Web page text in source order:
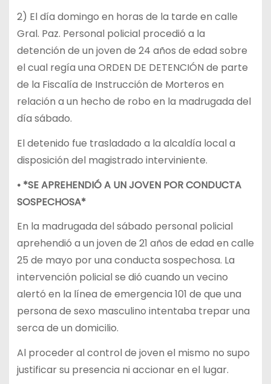
2) El día domingo en horas de la tarde en calle
Gral. Paz. Personal policial procedió a la
detención de un joven de 24 años de edad sobre
el cual regía una ORDEN DE DETENCIÓN de parte
de la Fiscalía de Instrucción de Morteros en
relación a un hecho de robo en la madrugada del
día sábado.
El detenido fue trasladado a la alcaldía local a
disposición del magistrado interviniente.
• *SE APREHENDIÓ A UN JOVEN POR CONDUCTA
SOSPECHOSA*
En la madrugada del sábado personal policial
aprehendió a un joven de 21 años de edad en calle
25 de mayo por una conducta sospechosa. La
intervención policial se dió cuando un vecino
alertó en la línea de emergencia 101 de que una
persona de sexo masculino intentaba trepar una
serca de un domicilio.
Al proceder al control de joven el mismo no supo
justificar su presencia ni accionar en el lugar.